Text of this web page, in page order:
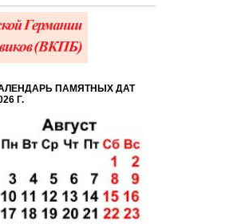
ПАМЯТНЫХ ДАТ
Г.